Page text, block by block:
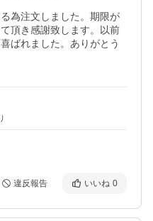
為注文しました。期限が
頂き感謝致します。以前
ばれました。ありがとう
違反報告 いいね 0